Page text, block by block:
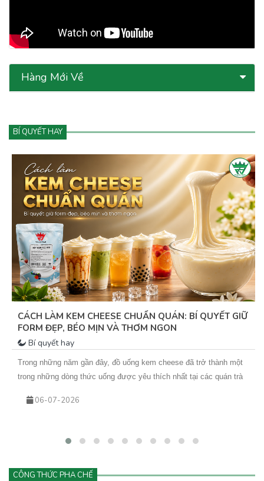
Hàng Mới Về
BÍ QUYẾT HAY
CÁCH LÀM KEM CHEESE CHUẨN QUÁN: BÍ QUYẾT GIỮ
FORM ĐẸP, BÉO MỊN VÀ THƠM NGON
Bí quyết hay
Trong những năm gần đây, đồ uống kem cheese đã trở thành một
trong những dòng thức uống được yêu thích nhất tại các quán trà
cheese đến cà phê kem cheese hay matcha kem cheese, tất cả
06-07-2026
CÔNG THỨC PHA CHẾ